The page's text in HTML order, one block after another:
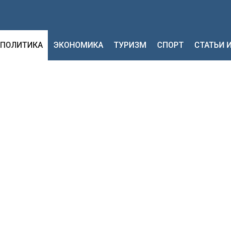
ПОЛИТИКА ЭКОНОМИКА ТУРИЗМ СПОРТ СТАТЬИ